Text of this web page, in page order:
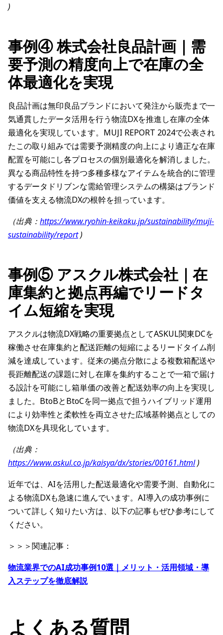
)
事例④ 株式会社良品計画｜需
要予測の精度向上で在庫の全
体最適化を実現
良品計画は無印良品ブランドにおいて発注から販売まで一
気通貫したデータ活用を行う物流DXを推進し在庫の全体
最適化を実現しています。MUJI REPORT 2024で公表され
たこの取り組みでは需要予測精度の向上により適正な在庫
配置を可能にし各プロセスの個別最適化を解消しました。
異なる商品特性を持つ多種多様なアイテムを統合的に管理
するデータドリブンな需給管理システムの構築はブランド
価値を支える物流DXの根幹を担っています。
（出典： https://www.ryohin-keikaku.jp/sustainability/muji-
sustainability/report)
事例⑤ アスクル株式会社｜在
庫集約と拠点再編でリードタ
イム短縮を実現
アスクルは物流DX戦略の重要拠点としてASKUL関東DCを
稼働させ在庫集約と配送距離の短縮によるリードタイム削
減を達成しています。従来の拠点分散による複数箱配送や
長距離配送の課題に対し在庫を集約することで一箱で届け
る設計を可能にし箱単価の改善と配送効率の向上を実現し
ました。BtoBとBtoCを同一拠点で担うハイブリッド運用
により効率性と柔軟性を両立させた広域基幹拠点としての
物流DXを具現化しています。
（出典：
https://www.askul.co.jp/kaisya/dx/stories/00161.html)
近年では、AIを活用した配送最適化や需要予測、自動化に
よる物流DXも急速に進んでいます。AI導入の成功事例に
ついて詳しく知りたい方は、以下の記事もぜひ参考にして
ください。
＞＞＞関連記事：
物流業界でのAI成功事例10選｜メリット・活用領域・導
入ステップを徹底解説
よくある質問